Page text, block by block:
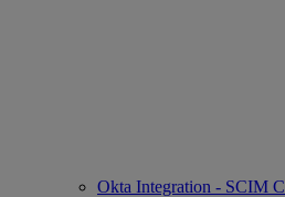
Okta Integration - SCIM